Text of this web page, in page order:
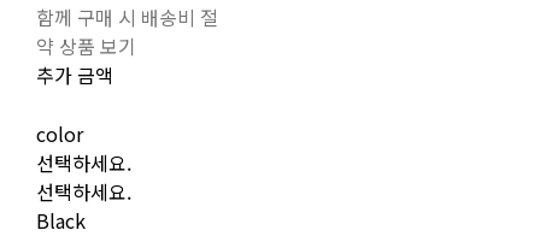
함께 구매 시 배송비 절
약 상품 보기
추가 금액
color
선택하세요.
선택하세요.
Black